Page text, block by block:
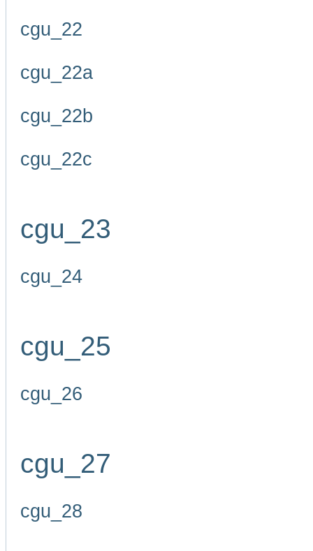
cgu_22
cgu_22a
cgu_22b
cgu_22c
cgu_23
cgu_24
cgu_25
cgu_26
cgu_27
cgu_28